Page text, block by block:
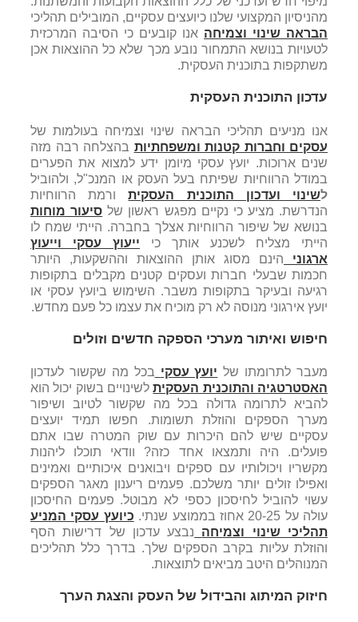
מהניסיון המקצועי שלנו כיועצים עסקיים, המובילים תהליכי
הבראה שינוי וצמיחה אנו קובעים כי הסיבה המרכזית
לטעויות בנושא התמחור נובע מכך שלא כל ההוצאות אכן
משתקפות בתוכנית העסקית.
עדכון התוכנית העסקית
אנו מניעים תהליכי הבראה שינוי וצמיחה בעולמות של
עסקים וחברות קטנות ומשפחתיות בהצלחה רבה מזה
שנים ארוכות. יועץ עסקי מיומן ידע למצוא את הפערים
במודל הרווחיות שפיתח בעל העסק או המנכ"ל, ולהוביל
לשינוי ועדכון התוכנית העסקיתורמת הרווחיות
הנדרשת. מציע כי נקיים מפגש ראשון של סיעור מוחות
בנושא של שיפור הרווחיות אצלך בחברה. הייתי שמח לו
הייתי מצליח לשכנע אותך כי ייעוץ עסקי וייעוץ
ארגוני
הינם מסוג אותן ההוצאות וההשקעות, היותר
חכמות שבעלי חברות ועסקים קטנים מקבלים בתקופות
רגיעה ובעיקר בתקופות משבר. השימוש ביועץ עסקי או
יועץ אירגוני מנוסה לא רק מוכיח את עצמו כל פעם מחדש.
חיפוש ואיתור מערכי הספקה חדשים וזולים
מעבר לתרומתו של יועץ עסקי בכל מה שקשור לעדכון
האסטרטגיה והתוכנית העסקיתלשינויים בשוק יכול הוא
להביא לתרומה גדולה בכל מה שקשור לטיוב ושיפור
מערך הספקים והוזלת תשומות. חפשו תמיד יועצים
עסקיים שיש להם היכרות עם שוק המטרה שבו אתם
פועלים. היה ותמצאו אחד כזה? וודאי תוכלו ליהנות
מקשריו ויכולותיו עם ספקים ויבואנים איכותיים ואמינים
ואפילו זולים יותר משלכם. פעמים ריענון מאגר הספקים
עשוי להוביל לחיסכון כספי לא מבוטל. פעמים החיסכון
עולה על 20-25 אחוז בממוצע שנתי.
כיועץ עסקי המניע
תהליכי שינוי וצמיחה
נבצע עדכון של דרישות הסף
והוזלת עליות בקרב הספקים שלך. בדרך כלל תהליכים
המנוהלים היטב מביאים לתוצאות.
חיזוק המיתוג והבידול של העסק והצגת הערך